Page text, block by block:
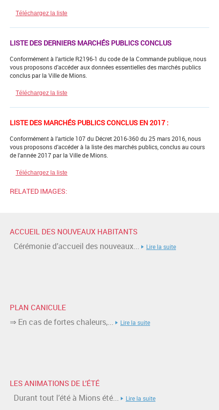
Téléchargez la liste
LISTE DES DERNIERS MARCHÉS PUBLICS CONCLUS
Conformément à l’article R2196-1 du code de la Commande publique, nous
vous proposons d’accéder aux données essentielles des marchés publics
conclus par la Ville de Mions.
Téléchargez la liste
LISTE DES MARCHÉS PUBLICS CONCLUS EN 2017 :
Conformément à l’article 107 du Décret 2016-360 du 25 mars 2016, nous
vous proposons d’accéder à la liste des marchés publics, conclus au cours
de l’année 2017 par la Ville de Mions.
Téléchargez la liste
RELATED IMAGES:
ACCUEIL DES NOUVEAUX HABITANTS
Cérémonie d’accueil des nouveaux... Lire la suite
PLAN CANICULE
⇒ En cas de fortes chaleurs,... Lire la suite
LES ANIMATIONS DE L’ÉTÉ
Durant tout l’été à Mions été... Lire la suite